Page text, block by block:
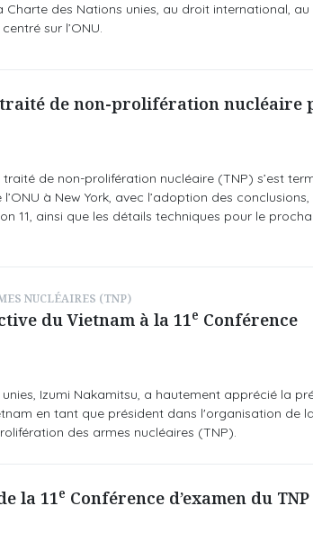
des Nations unies, au droit international, au
sur l’ONU.
traité de non-prolifération nucléaire
traité de non-prolifération nucléaire (TNP) s’est
à New York, avec l’adoption des conclusions,
11, ainsi que les détails techniques pour le
NUCLÉAIRES (TNP)
du Vietnam à la 11e Conférence
Izumi Nakamitsu, a hautement apprécié la
en tant que président dans l'organisation de la
des armes nucléaires (TNP).
la 11e Conférence d’examen du TNP